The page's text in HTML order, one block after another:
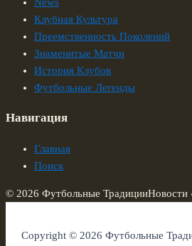
Клубная Культура
Преемственность Поколений
Знаменитые Матчи
История Клубов
Футбольные Легенды
Навигация
Главная
Поиск
© 2026 Футбольные ТрадицииНовости
Copyright © 2026 Футбольные